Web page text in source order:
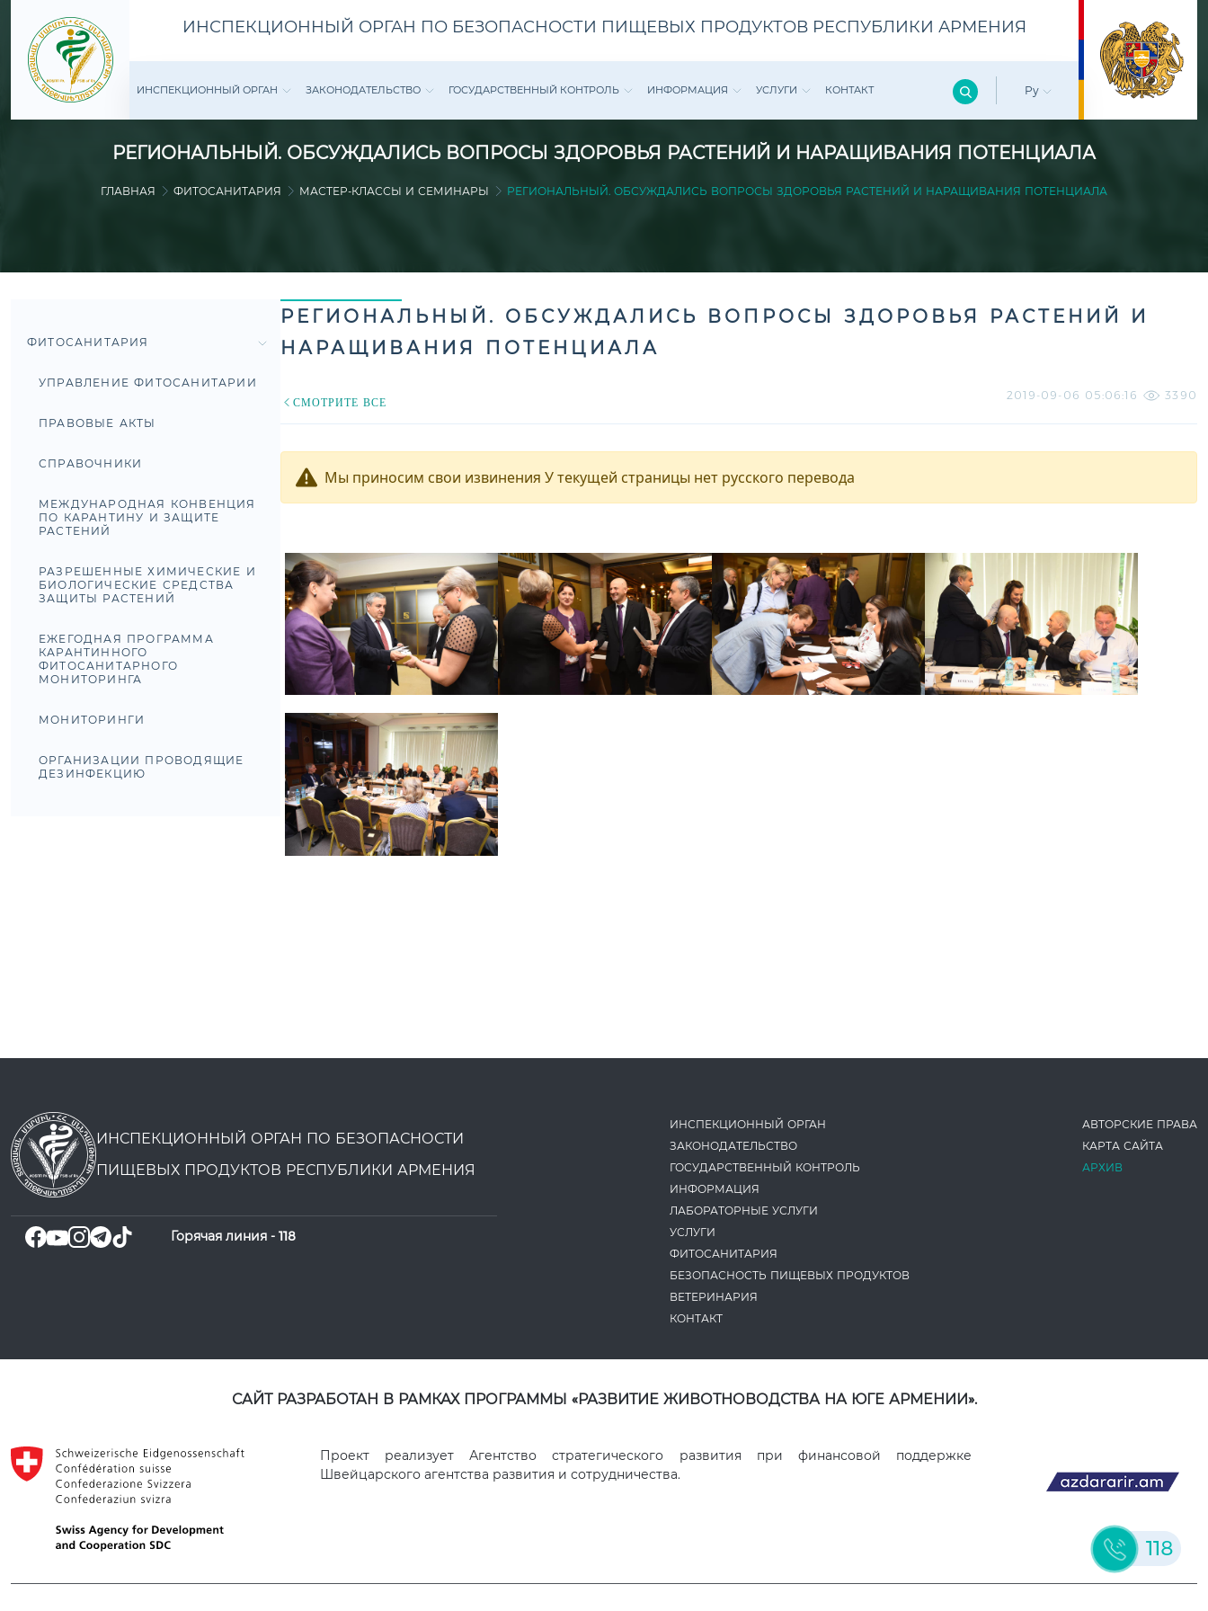
ИНСПЕКЦИОННЫЙ ОРГАН ПО БЕЗОПАСНОСТИ ПИЩЕВЫХ ПРОДУКТОВ РЕСПУБЛИКИ АРМЕНИЯ
ИНСПЕКЦИОННЫЙ ОРГАН ЗАКОНОДАТЕ­ЛЬСТВО ГОСУДАРСТВЕННЫЙ КОНТРОЛЬ ИНФОРМАЦИЯ УСЛУГИ КОНТАКТ Ру
РЕГИОНАЛЬНЫЙ. ОБСУЖДАЛИСЬ ВОПРОСЫ ЗДОРОВЬЯ РАСТЕНИЙ И НАРАЩИВАНИЯ ПОТЕНЦИАЛА
ГЛАВНАЯ ФИТОСАНИТАРИЯ МАСТЕР-КЛАССЫ И СЕМИНАРЫ РЕГИОНАЛЬНЫЙ. ОБСУЖДАЛИСЬ ВОПРОСЫ ЗДОРОВЬЯ РАСТЕНИЙ И НАРАЩИВАНИЯ ПОТЕНЦИАЛА
ФИТОСАНИТАРИЯ
УПРАВЛЕНИЕ ФИТОСАНИТАРИИ
ПРАВОВЫЕ АКТЫ
СПРАВОЧНИКИ
МЕЖДУНАРОДНАЯ КОНВЕНЦИЯ
ПО КАРАНТИНУ И ЗАЩИТЕ
РАСТЕНИЙ
РАЗРЕШЕННЫЕ ХИМИЧЕСКИЕ И
БИОЛОГИЧЕСКИЕ СРЕДСТВА
ЗАЩИТЫ РАСТЕНИЙ
ЕЖЕГОДНАЯ ПРОГРАММА
КАРАНТИННОГО
ФИТОСАНИТАРНОГО
МОНИТОРИНГА
МОНИТОРИНГИ
ОРГАНИЗАЦИИ ПРОВОДЯЩИЕ
ДЕЗИНФЕКЦИЮ
РЕГИОНАЛЬНЫЙ. ОБСУЖДАЛИСЬ ВОПРОСЫ ЗДОРОВЬЯ РАСТЕНИЙ И
НАРАЩИВАНИЯ ПОТЕНЦИАЛА
СМОТРИТЕ ВСЕ
2019-09-06 05:06:16 3390
Мы приносим свои извинения У текущей страницы нет русского перевода
ИНСПЕКЦИОННЫЙ ОРГАН ПО БЕЗОПАСНОСТИ
ПИЩЕВЫХ ПРОДУКТОВ РЕСПУБЛИКИ АРМЕНИЯ
Горячая линия - 118
ИНСПЕКЦИОННЫЙ ОРГАН
ЗАКОНОДАТЕ­ЛЬСТВО
ГОСУДАРСТВЕННЫЙ КОНТРОЛЬ
ИНФОРМАЦИЯ
ЛАБОРАТОРНЫЕ УСЛУГИ
УСЛУГИ
ФИТОСАНИТАРИЯ
БЕЗОПАСНОСТЬ ПИЩЕВЫХ ПРОДУКТОВ
ВЕТЕРИНАРИЯ
КОНТАКТ
АВТОРСКИЕ ПРАВА
КАРТА САЙТА
АРХИВ
САЙТ РАЗРАБОТАН В РАМКАХ ПРОГРАММЫ «РАЗВИТИЕ ЖИВОТНОВОДСТВА НА ЮГЕ АРМЕНИИ».
Проект реализует Агентство стратегического развития при финансовой поддержке
Швейцарского агентства развития и сотрудничества.
118